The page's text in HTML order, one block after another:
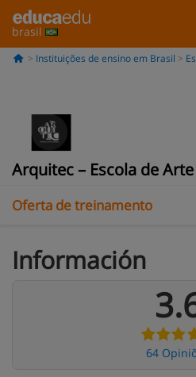
brasil
Instituições de ensino em Brasil
Arquitec – Escola de
Galería
Opiniões
Oferta de treinamento
Información
64